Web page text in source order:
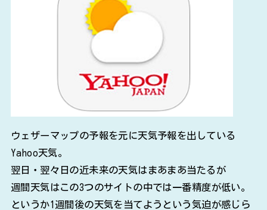
ウェザーマップの予報を元に天気予報を出している
Yahoo天気。
翌日・翌々日の近未来の天気はまあまあ当たるが
週間天気はこの3つのサイトの中では一番精度が低い。
というか1週間後の天気を当てようという気迫が感じら